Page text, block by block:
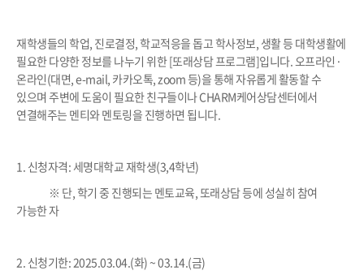
재학생들의 학업, 진로결정, 학교적응을 돕고 학사정보, 생활 등 대학생활에
필요한 다양한 정보를 나누기 위한 [또래상담 프로그램]입니다. 오프라인·
온라인(대면, e-mail, 카카오톡, zoom 등)을 통해 자유롭게 활동할 수
있으며 주변에 도움이 필요한 친구들이나 CHARM케어상담센터에서
연결해주는 멘티와 멘토링을 진행하면 됩니다.
1. 신청자격: 세명대학교 재학생(3,4학년)
※ 단, 학기 중 진행되는 멘토교육, 또래상담 등에 성실히 참여
가능한 자
2. 신청기한: 2025.03.04.(화) ~ 03.14.(금)